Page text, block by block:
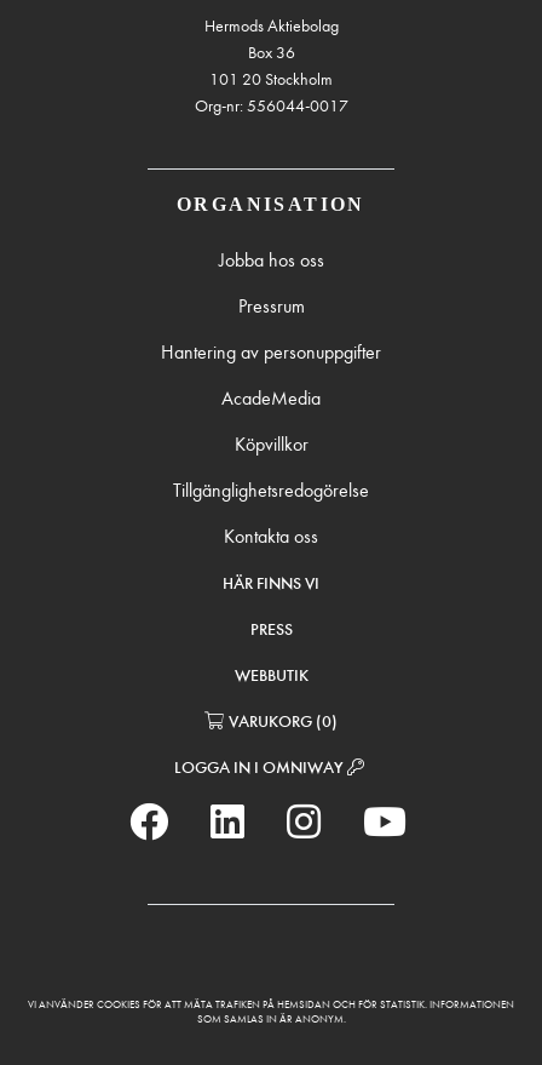
Hermods Aktiebolag
Box 36
101 20 Stockholm
Org-nr: 556044-0017
ORGANISATION
Jobba hos oss
Pressrum
Hantering av personuppgifter
AcadeMedia
Köpvillkor
Tillgänglighetsredogörelse
Kontakta oss
HÄR FINNS VI
PRESS
WEBBUTIK
VARUKORG (0)
LOGGA IN I OMNIWAY
VI ANVÄNDER COOKIES FÖR ATT MÄTA TRAFIKEN PÅ HEMSIDAN OCH FÖR STATISTIK. INFORMATIONEN
SOM SAMLAS IN ÄR ANONYM.